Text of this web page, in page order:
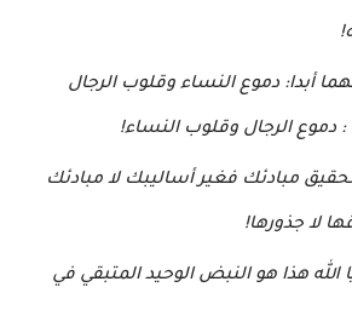
أبدا: دموع النساء وقلوب الرجال
: دموع الرجال وقلوب النساء!
مبادئك فغير أساليبك لا مبادئك
لا جذورها!
الله هذا هو النبض الوحيد المتبقي في